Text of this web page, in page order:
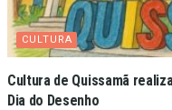
CULTURA
Cultura de Quissamã
Dia do Desenho